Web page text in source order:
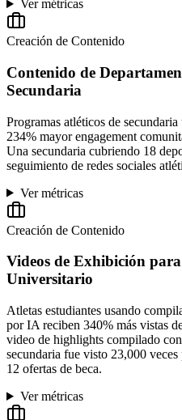
Ver métricas
Creación de Contenido
Contenido de
Secundaria
Programas atléticos de
234% mayor engagement
Una secundaria cubriendo 18
seguimiento de redes sociales
Ver métricas
Creación de Contenido
Videos de Exhibición
Universitario
Atletas estudiantes usando
por IA reciben 340% más vistas
video de highlights compilado
secundaria fue visto 23,000
12 ofertas de beca.
Ver métricas